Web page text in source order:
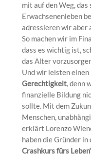
mit auf den Weg,
Erwachsenenleben
adressieren wir aber
So machen wir im
dass es wichtig ist,
das Alter
Und wir leisten
Gerechtigkeit, denn
finanzielle Bildung
sollte. Mit dem
Menschen,
erklärt Lorenzo
haben die Gründer in
Crashkurs fürs